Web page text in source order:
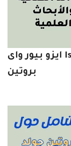
شرح مكمل Isopure Whey Protein ايزو بيور واى
بروتين